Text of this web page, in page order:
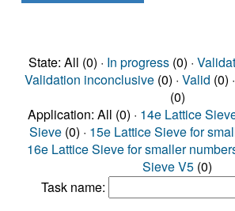
State: All (0) · In progress(0) ·
Validation inconclusive(0) · Valid (0) ·
(0)
Application: All (0) · 14e Lattice
Sieve (0) · 15e Lattice Sieve for
16e Lattice Sieve for smaller
Sieve V5 (0)
Task name: